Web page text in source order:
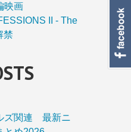
映画
II - The
禁
ズ関連 最新ニ